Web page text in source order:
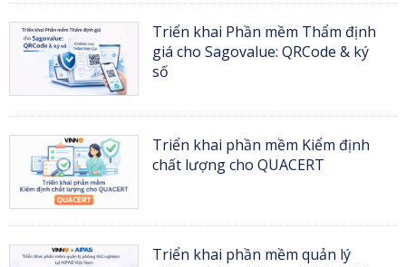
Triển khai Phần mềm Thẩm định
giá cho Sagovalue: QRCode & ký
số
Triển khai phần mềm Kiểm định
chất lượng cho QUACERT
Triển khai phần mềm quản lý